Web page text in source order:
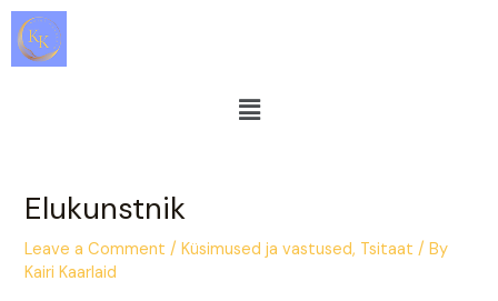
Skip
content
Menu
Elukunstnik
Leave a Comment /Küsimused ja vastused, Tsitaat / By
Kairi Kaarlaid
Post
navigation